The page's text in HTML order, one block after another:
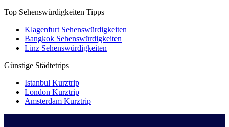
Top Sehenswürdigkeiten Tipps
Klagenfurt Sehenswürdigkeiten
Bangkok Sehenswürdigkeiten
Linz Sehenswürdigkeiten
Günstige Städtetrips
Istanbul Kurztrip
London Kurztrip
Amsterdam Kurztrip